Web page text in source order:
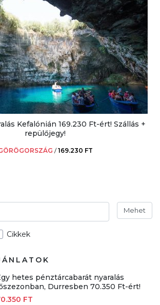
Kefalónián 169.230 Ft-ért! Szállás +
repülőjegy!
/169.230 FT
Mehet
Cikkek
hetes pénztárcabarát nyaralás
Durresben 70.350 Ft-ért!
FT